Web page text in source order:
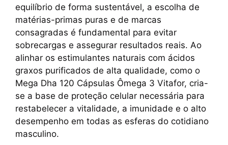
equilíbrio de forma sustentável, a escolha de
matérias-primas puras e de marcas
consagradas é fundamental para evitar
sobrecargas e assegurar resultados reais. Ao
alinhar os estimulantes naturais com ácidos
graxos purificados de alta qualidade, como o
Mega Dha 120 Cápsulas Ômega 3 Vitafor, cria-
se a base de proteção celular necessária para
restabelecer a vitalidade, a imunidade e o alto
desempenho em todas as esferas do cotidiano
masculino.